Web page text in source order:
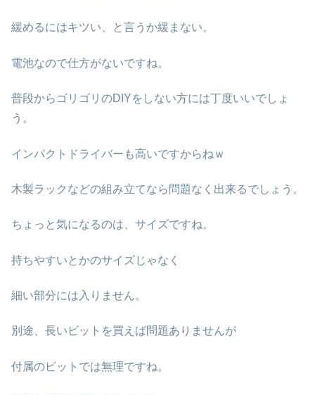
緩めるにはキツい、と言うか緩まない。
電池なので仕方がないですね。
普段からゴリゴリのDIYをしない方には丁度いいでしょ
う。
インパクトドライバーも高いですからねｗ
木製ラックなどの組み立てなら問題なく出来るでしょう。
ちょっと気になるのは、サイズですね。
持ちやすいとかのサイズじゃなく
細い部分には入りません。
別途、長いビットを買えば問題ありませんが
付属のビットでは無理ですね。